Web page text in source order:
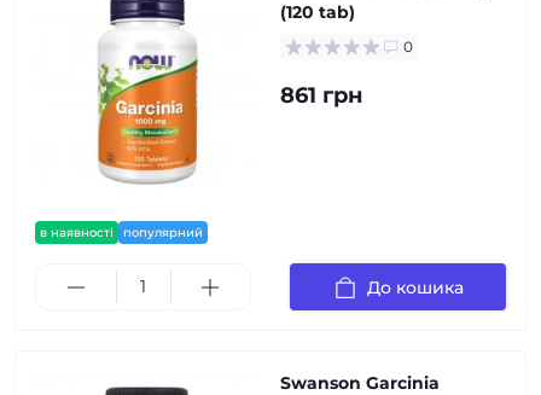
в наявності популярний
(120 tab)
0
861 грн
До кошика
Swanson Garcinia